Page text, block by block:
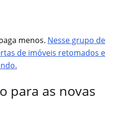
menos. Nesse grupo de
de imóveis retomados e
para as novas